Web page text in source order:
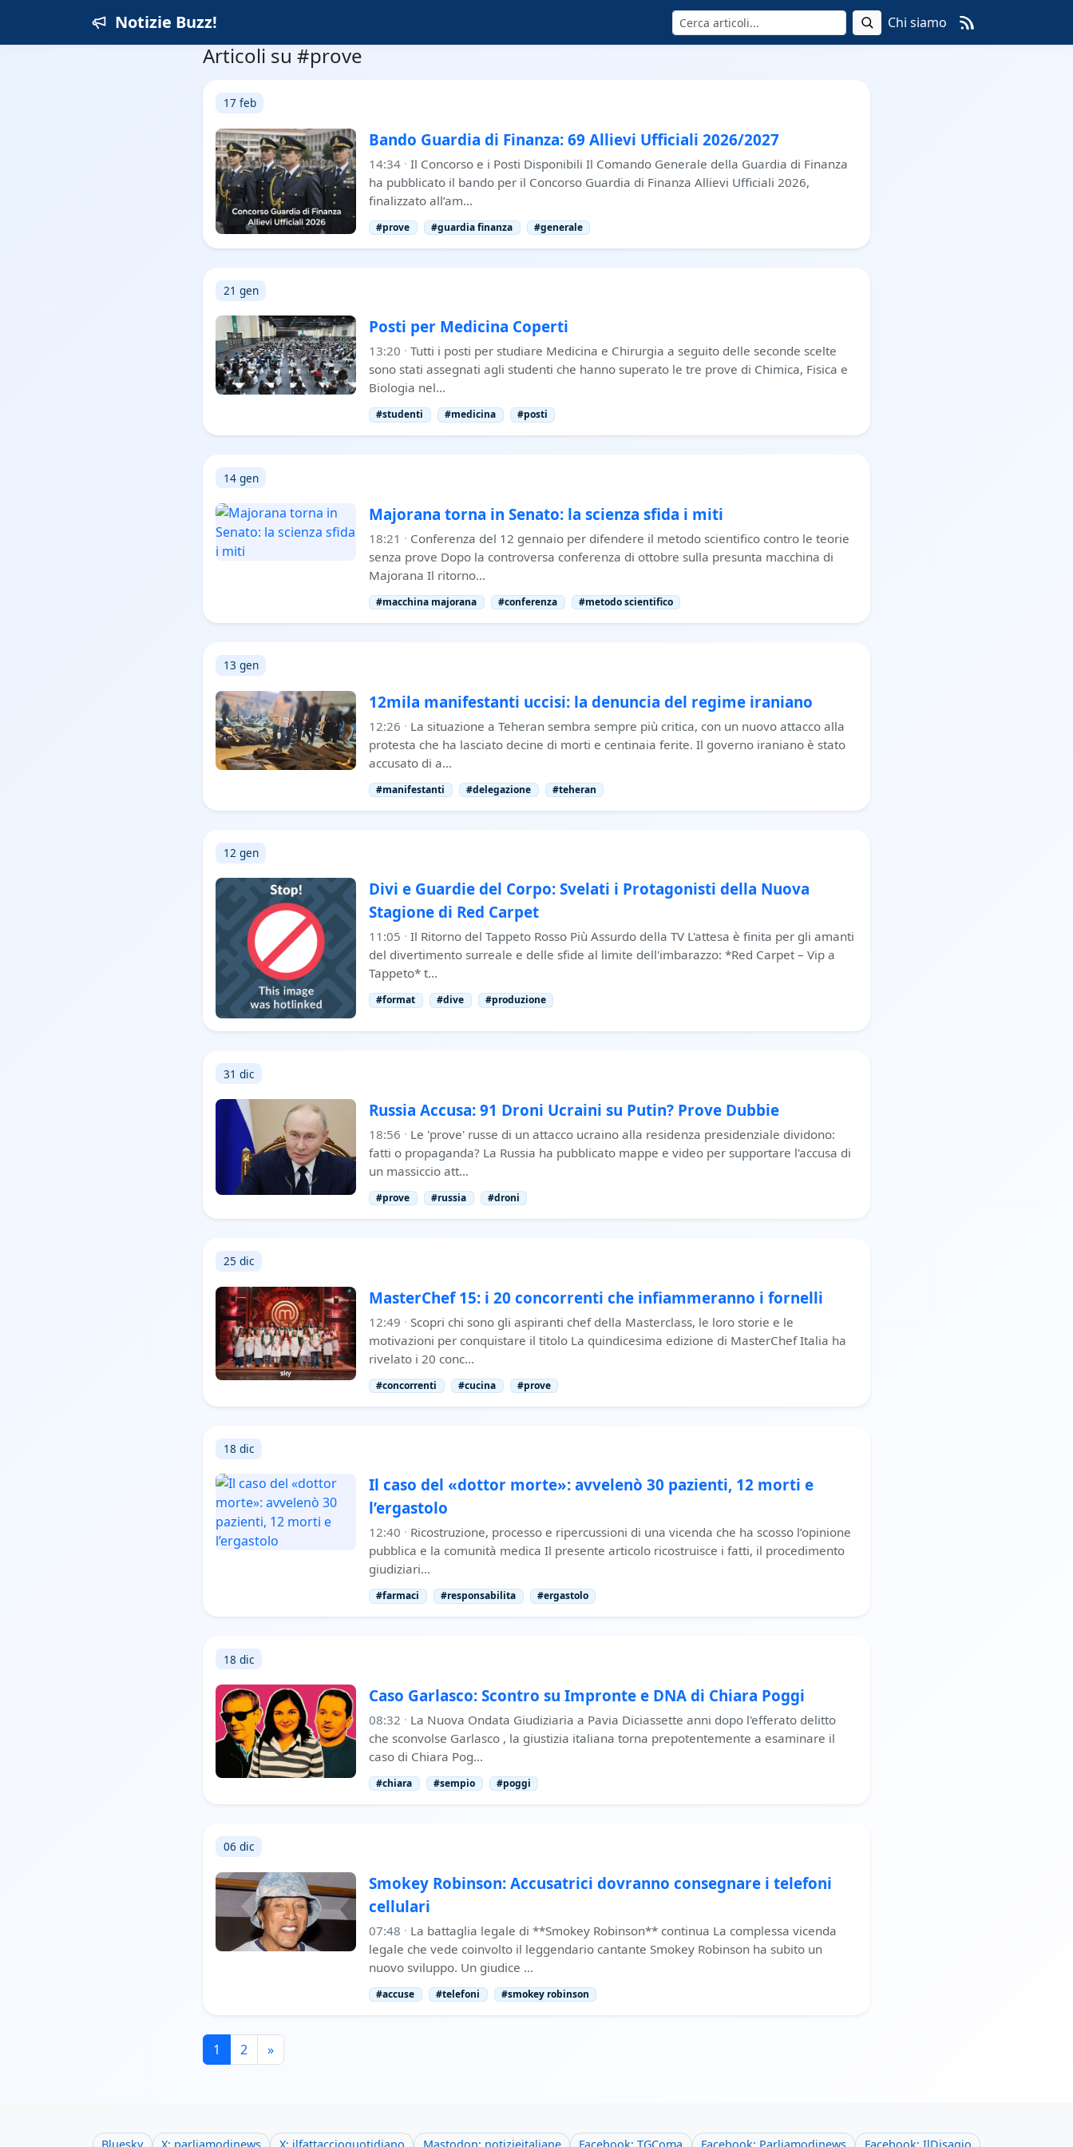
Notizie Buzz! Cerca Chi siamo
Articoli su #prove
17 feb
Bando Guardia di Finanza: 69 Allievi Ufficiali 2026/2027
14:34 · Il Concorso e i Posti Disponibili Il Comando Generale della Guardia di Finanza
ha pubblicato il bando per il Concorso Guardia di Finanza Allievi Ufficiali 2026,
finalizzato all’am…
#prove #guardia finanza #generale
21 gen
Posti per Medicina Coperti
13:20 · Tutti i posti per studiare Medicina e Chirurgia a seguito delle seconde scelte
sono stati assegnati agli studenti che hanno superato le tre prove di Chimica, Fisica e
Biologia nel…
#studenti #medicina #posti
14 gen
Majorana torna in Senato: la scienza sfida i miti
18:21 · Conferenza del 12 gennaio per difendere il metodo scientifico contro le teorie
senza prove Dopo la controversa conferenza di ottobre sulla presunta macchina di
Majorana Il ritorno…
#macchina majorana #conferenza #metodo scientifico
13 gen
12mila manifestanti uccisi: la denuncia del regime iraniano
12:26 · La situazione a Teheran sembra sempre più critica, con un nuovo attacco alla
protesta che ha lasciato decine di morti e centinaia ferite. Il governo iraniano è stato
accusato di a…
#manifestanti #delegazione #teheran
12 gen
Divi e Guardie del Corpo: Svelati i Protagonisti della Nuova
Stagione di Red Carpet
11:05 · Il Ritorno del Tappeto Rosso Più Assurdo della TV L'attesa è finita per gli amanti
del divertimento surreale e delle sfide al limite dell'imbarazzo: *Red Carpet – Vip a
Tappeto* t…
#format #dive #produzione
31 dic
Russia Accusa: 91 Droni Ucraini su Putin? Prove Dubbie
18:56 · Le 'prove' russe di un attacco ucraino alla residenza presidenziale dividono:
fatti o propaganda? La Russia ha pubblicato mappe e video per supportare l'accusa di
un massiccio att…
#prove #russia #droni
25 dic
MasterChef 15: i 20 concorrenti che infiammeranno i fornelli
12:49 · Scopri chi sono gli aspiranti chef della Masterclass, le loro storie e le
motivazioni per conquistare il titolo La quindicesima edizione di MasterChef Italia ha
rivelato i 20 conc…
#concorrenti #cucina #prove
18 dic
Il caso del «dottor morte»: avvelenò 30 pazienti, 12 morti e
l’ergastolo
12:40 · Ricostruzione, processo e ripercussioni di una vicenda che ha scosso l’opinione
pubblica e la comunità medica Il presente articolo ricostruisce i fatti, il procedimento
giudiziari…
#farmaci #responsabilita #ergastolo
18 dic
Caso Garlasco: Scontro su Impronte e DNA di Chiara Poggi
08:32 · La Nuova Ondata Giudiziaria a Pavia Diciassette anni dopo l'efferato delitto
che sconvolse Garlasco , la giustizia italiana torna prepotentemente a esaminare il
caso di Chiara Pog…
#chiara #sempio #poggi
06 dic
Smokey Robinson: Accusatrici dovranno consegnare i telefoni
cellulari
07:48 · La battaglia legale di **Smokey Robinson** continua La complessa vicenda
legale che vede coinvolto il leggendario cantante Smokey Robinson ha subito un
nuovo sviluppo. Un giudice …
#accuse #telefoni #smokey robinson
1 2 »